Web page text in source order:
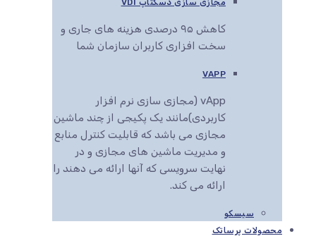
مجازی سازی دسکتاپ VDI
کاهش ۹۵ درصدی هزینه های جاری و
سخت افزاری کاربران سازمان شما
VAPP
vApp (مجازی سازی نرم افزار
کاربردی)مانند یک پکیجی از چند ماشین
مجازی می باشد که قابلیت کنترل منابع
و مدیریت ماشین های مجازی و در
نهایت سرویسی که آنها ارائه می دهند را
ارائه می کند.
سیسکو
محصولات پرساتک